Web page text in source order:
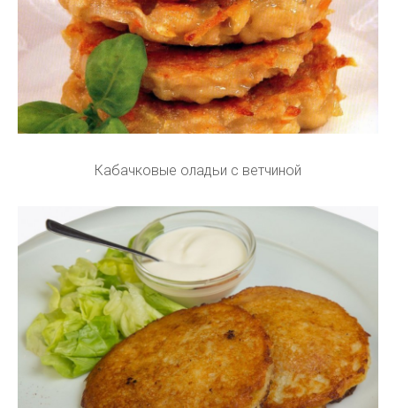
Кабачковые оладьи с ветчиной